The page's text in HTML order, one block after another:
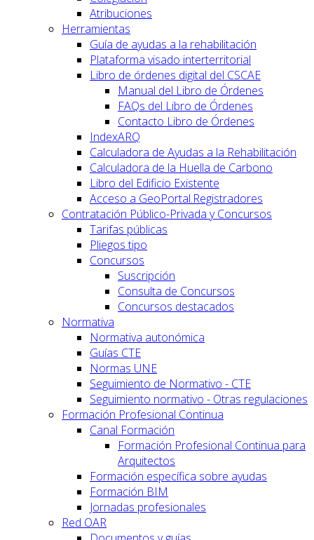
Atribuciones
Herramientas
Guía de ayudas a la rehabilitación
Plataforma visado interterritorial
Libro de órdenes digital del CSCAE
Manual del Libro de Órdenes
FAQs del Libro de Órdenes
Contacto Libro de Órdenes
IndexARQ
Calculadora de Ayudas a la Rehabilitación
Calculadora de la Huella de Carbono
Libro del Edificio Existente
Acceso a GeoPortal.Registradores
Contratación Público-Privada y Concursos
Tarifas públicas
Pliegos tipo
Concursos
Suscripción
Consulta de Concursos
Concursos destacados
Normativa
Normativa autonómica
Guías CTE
Normas UNE
Seguimiento de Normativo - CTE
Seguimiento normativo - Otras regulaciones
Formación Profesional Continua
Canal Formación
Formación Profesional Continua para
Arquitectos
Formación específica sobre ayudas
Formación BIM
Jornadas profesionales
Red OAR